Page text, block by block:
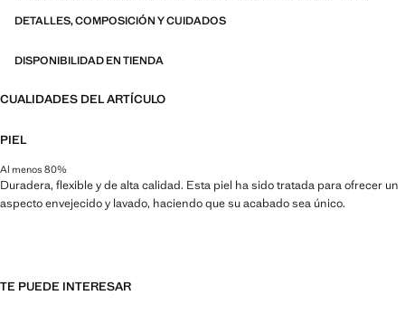
DETALLES, COMPOSICIÓN Y CUIDADOS
DISPONIBILIDAD EN TIENDA
CUALIDADES DEL ARTÍCULO
PIEL
Al menos 80%
Duradera, flexible y de alta calidad. Esta piel ha sido tratada para ofrecer un
aspecto envejecido y lavado, haciendo que su acabado sea único.
TE PUEDE INTERESAR